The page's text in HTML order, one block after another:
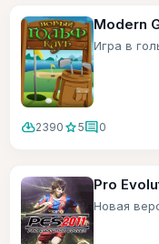
Modern
Игра в
cloud_download2390 star5comment0
Pro
Новая